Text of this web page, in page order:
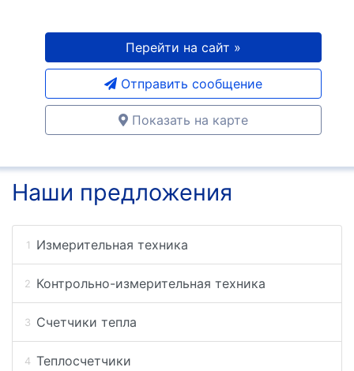
Перейти на сайт »
Отправить сообщение
Показать на карте
Наши предложения
Измерительная техника
Контрольно-измерительная техника
Счетчики тепла
Теплосчетчики